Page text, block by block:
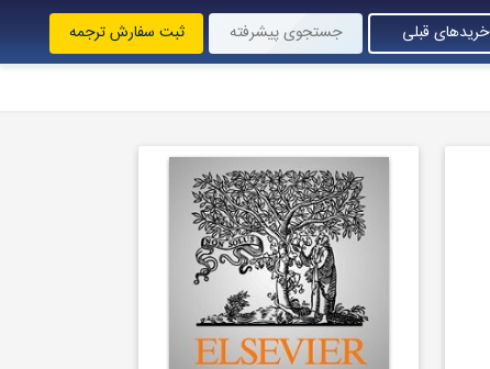
خریدهای قبلی جستجوی پیشرفته ثبت سفارش ترجمه